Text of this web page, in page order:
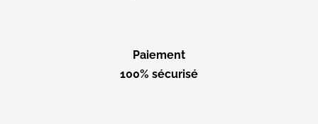
Paiement
100% sécurisé